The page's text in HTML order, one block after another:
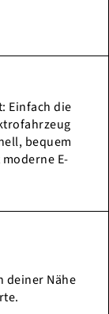
Einfach die
bequem
E-
deiner Nähe